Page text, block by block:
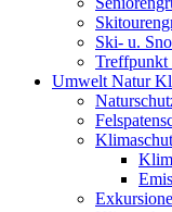
Ski- u.
Treffpunkt
Umwelt Natur